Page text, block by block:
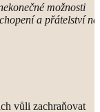
možnosti
a přátelství